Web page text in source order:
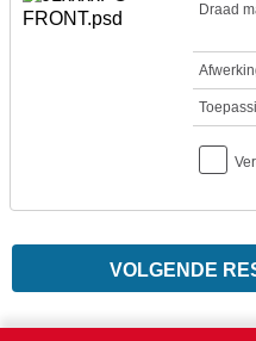
Draad
VOLGENDE